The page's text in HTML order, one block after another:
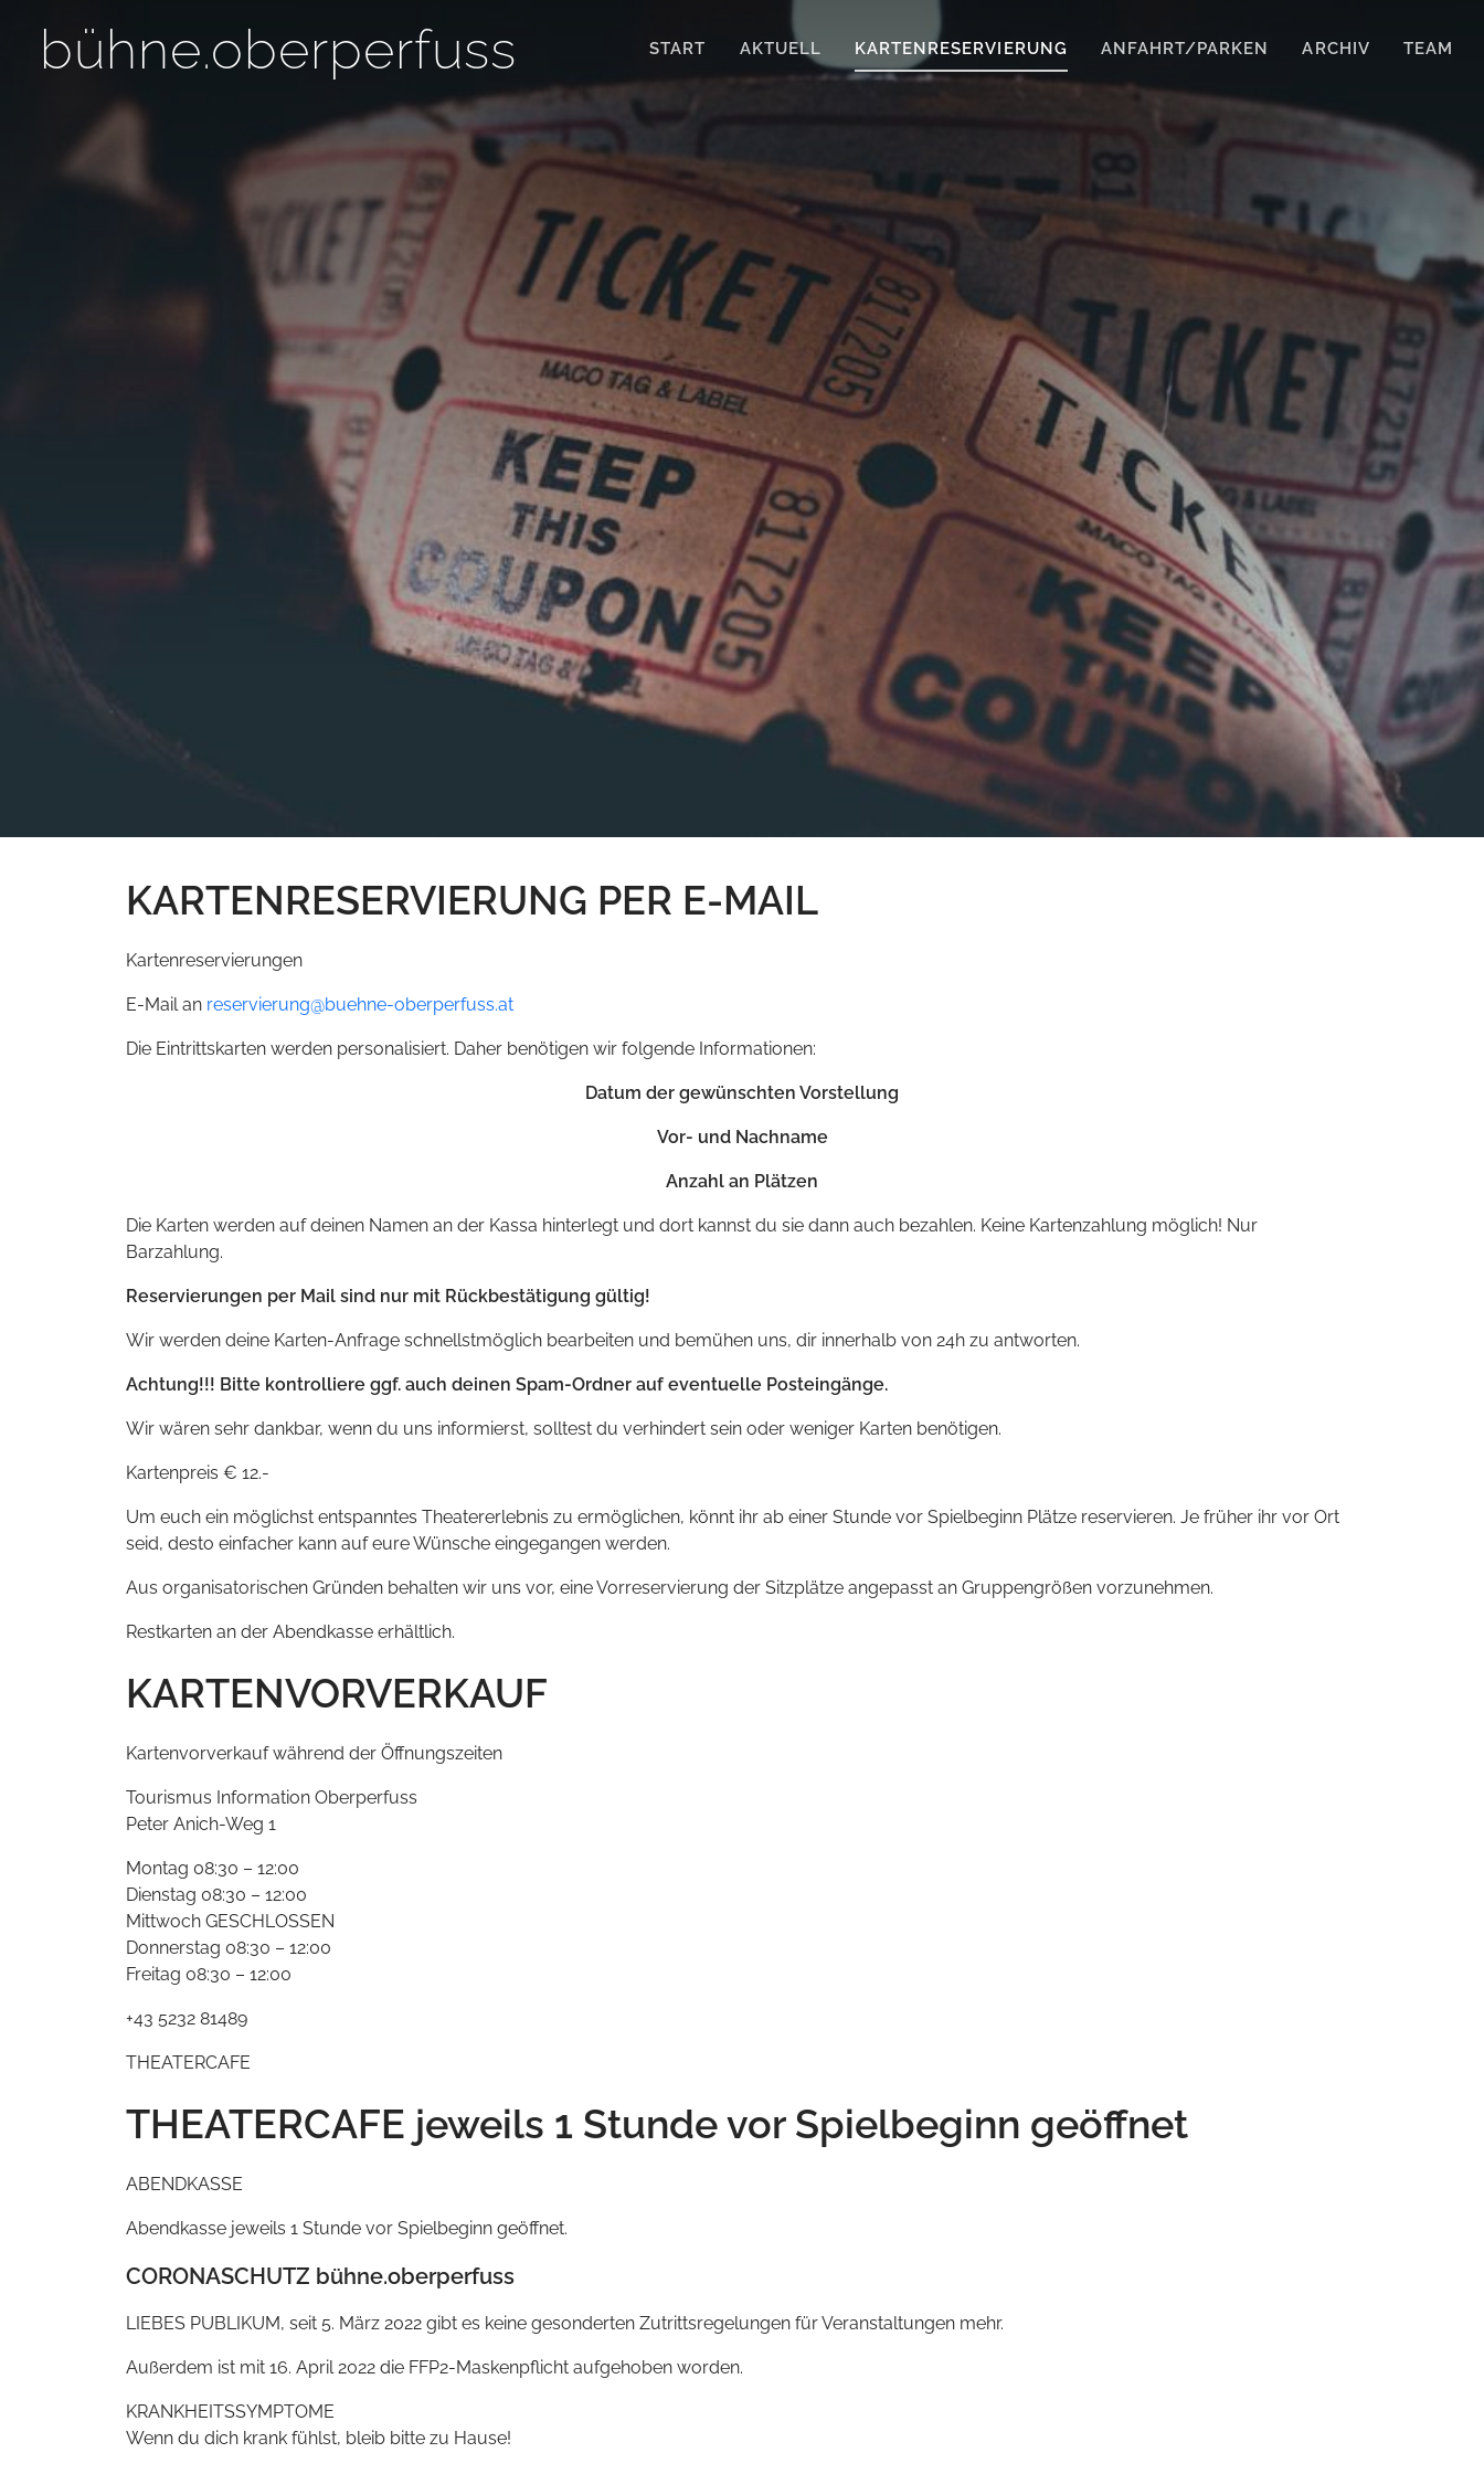
bühne.oberperfuss START AKTUELL KARTENRESERVIERUNG ANFAHRT/PARKEN ARCHIV TEAM
KARTENRESERVIERUNG PER E-MAIL
Kartenreservierungen
E-Mail an reservierung@buehne-oberperfuss.at
Die Eintrittskarten werden personalisiert. Daher benötigen wir folgende Informationen:
Datum der gewünschten Vorstellung
Vor- und Nachname
Anzahl an Plätzen
Die Karten werden auf deinen Namen an der Kassa hinterlegt und dort kannst du sie dann auch bezahlen. Keine Kartenzahlung möglich! Nur
Barzahlung.
Reservierungen per Mail sind nur mit Rückbestätigung gültig!
Wir werden deine Karten-Anfrage schnellstmöglich bearbeiten und bemühen uns, dir innerhalb von 24h zu antworten.
Achtung!!! Bitte kontrolliere ggf. auch deinen Spam-Ordner auf eventuelle Posteingänge.
Wir wären sehr dankbar, wenn du uns informierst, solltest du verhindert sein oder weniger Karten benötigen.
Kartenpreis € 12.-
Um euch ein möglichst entspanntes Theatererlebnis zu ermöglichen, könnt ihr ab einer Stunde vor Spielbeginn Plätze reservieren. Je früher ihr vor Ort
seid, desto einfacher kann auf eure Wünsche eingegangen werden.
Aus organisatorischen Gründen behalten wir uns vor, eine Vorreservierung der Sitzplätze angepasst an Gruppengrößen vorzunehmen.
Restkarten an der Abendkasse erhältlich.
KARTENVORVERKAUF
Kartenvorverkauf während der Öffnungszeiten
Tourismus Information Oberperfuss
Peter Anich-Weg 1
Montag 08:30 – 12:00
Dienstag 08:30 – 12:00
Mittwoch GESCHLOSSEN
Donnerstag 08:30 – 12:00
Freitag 08:30 – 12:00
+43 5232 81489
THEATERCAFE
THEATERCAFE jeweils 1 Stunde vor Spielbeginn geöffnet
ABENDKASSE
Abendkasse jeweils 1 Stunde vor Spielbeginn geöffnet.
CORONASCHUTZ bühne.oberperfuss
LIEBES PUBLIKUM, seit 5. März 2022 gibt es keine gesonderten Zutrittsregelungen für Veranstaltungen mehr.
Außerdem ist mit 16. April 2022 die FFP2-Maskenpflicht aufgehoben worden.
KRANKHEITSSYMPTOME
Wenn du dich krank fühlst, bleib bitte zu Hause!